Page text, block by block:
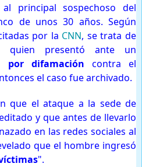
principal sospechoso del
de unos 30 años. Según
por la CNN, se trata de
quien presentó ante un
por difamación contra el
el caso fue archivado.
que el ataque a la sede de
y que antes de llevarlo
en las redes sociales al
que el hombre ingresó
".